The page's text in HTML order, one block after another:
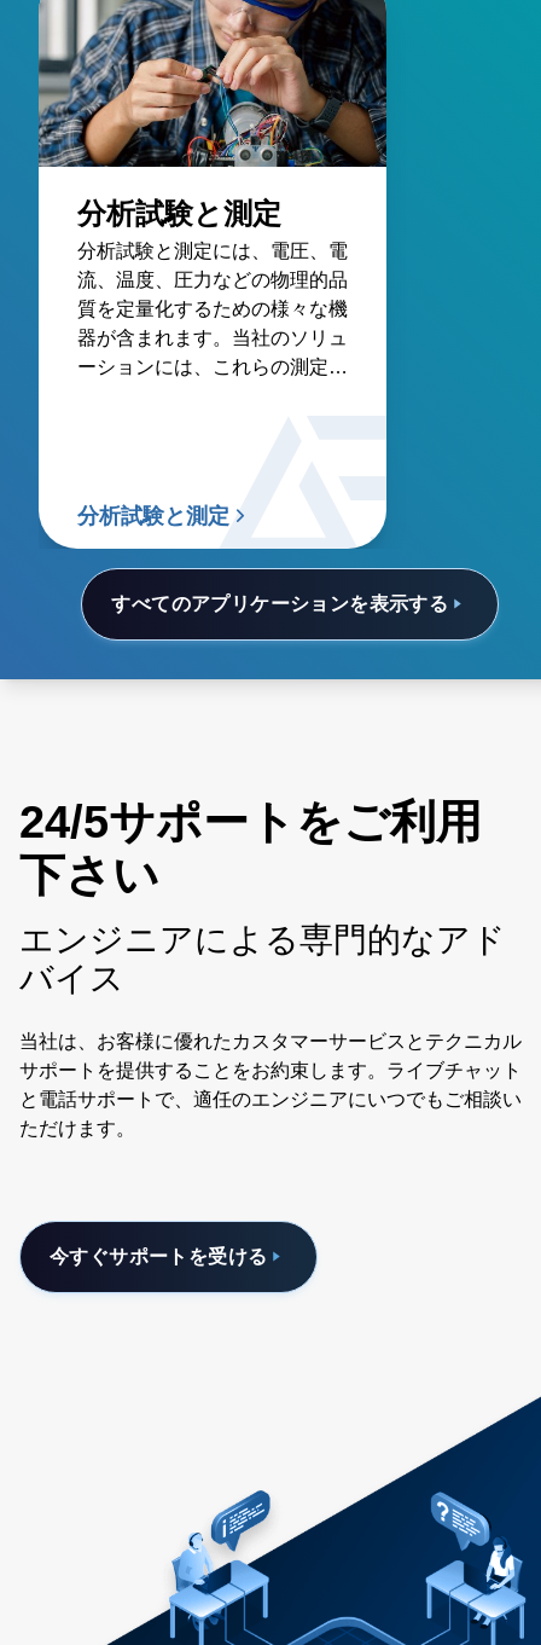
すべてのアプリケーションを表示する
分析試験と測定
分析試験と測定には、電圧、電
流、温度、圧力などの物理的品
質を定量化するための様々な機
器が含まれます。当社のソリュ
ーションには、これらの測定の
分析試験と測定
24/5サポートをご利用
下さい
エンジニアによる専門的なアド
バイス
当社は、お客様に優れたカスタマーサービスとテクニカル
サポートを提供することをお約束します。ライブチャット
と電話サポートで、適任のエンジニアにいつでもご相談い
ただけます。
今すぐサポートを受ける